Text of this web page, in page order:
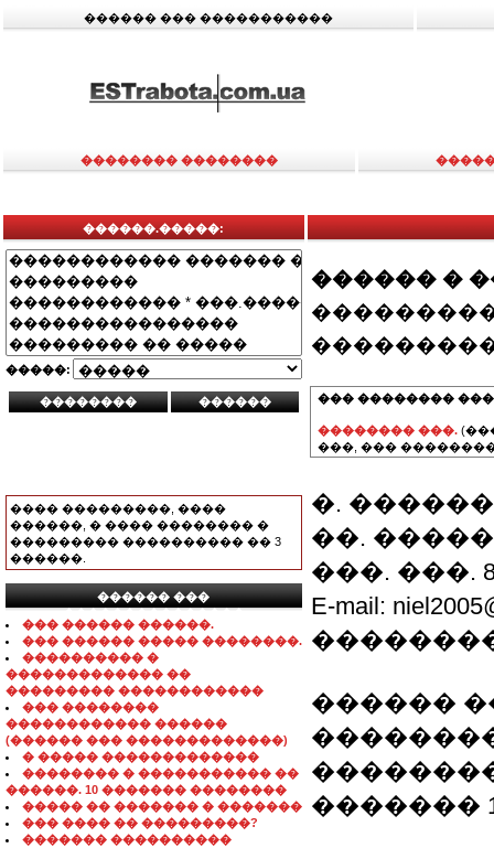
������ ��� �����������
�������� ��������
������.�����:
�����:
���� ���������, ����
������, � ���� �������� �
��������� ���������� �� 3
������.
������ ���
���������������
��� ������ ������.
��� ������ ����� ��������.
���������� �
������������� ��
��������� ������������
��� ��������
������������ ������
(������ ��� �������������)
� ����� �������������
�������� � ����������� ��
������. 10 ������� ��������
����� �� ������� � �������
��� ���� �� ���������?
������� ����������
������ �
��� ��������
�������� ���.
���, ���
�.
��.
���. ���. 8-
E-mail:
������
��������:
�������